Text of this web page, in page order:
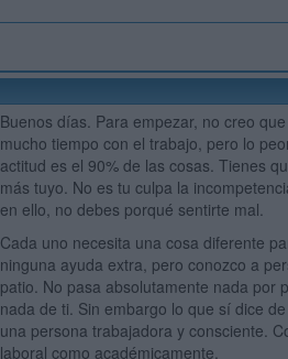
Buenos días. Para empezar, no creo
mucho tiempo con el trabajo, pero lo
actitud es el 90% de las cosas. Tienes
más tuyo. No es tu culpa la
en ello, no debes porqué sentirte mal.
Cada uno necesita una cosa diferente
ninguna ayuda extra, pero conozco a
patio. No pasa absolutamente nada por
nada de ti. Sin embargo lo que sí dice
una persona trabajadora y consciente.
laboral como académicamente.